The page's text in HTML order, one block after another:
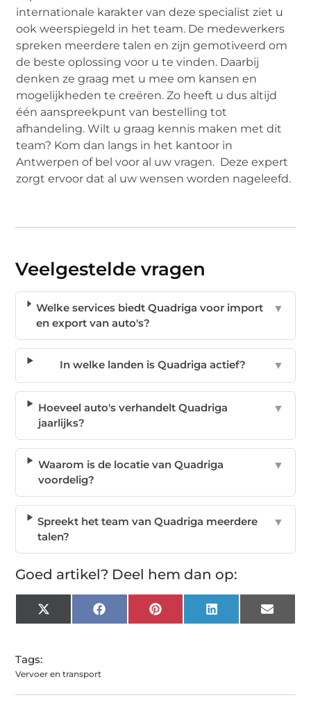
internationale karakter van deze specialist ziet u
ook weerspiegeld in het team. De medewerkers
spreken meerdere talen en zijn gemotiveerd om
de beste oplossing voor u te vinden. Daarbij
denken ze graag met u mee om kansen en
mogelijkheden te creëren. Zo heeft u dus altijd
één aanspreekpunt van bestelling tot
afhandeling. Wilt u graag kennis maken met dit
team? Kom dan langs in het kantoor in
Antwerpen of bel voor al uw vragen. Deze expert
zorgt ervoor dat al uw wensen worden nageleefd.
Veelgestelde vragen
Welke services biedt Quadriga voor import
en export van auto's?
▼
In welke landen is Quadriga actief? ▼
Hoeveel auto's verhandelt Quadriga
jaarlijks?
▼
Waarom is de locatie van Quadriga
voordelig?
▼
Spreekt het team van Quadriga meerdere
talen?
▼
Goed artikel? Deel hem dan op:
X
(Twitter)
FacebookPinterest LinkedIn Email
Tags:
Vervoer en transport